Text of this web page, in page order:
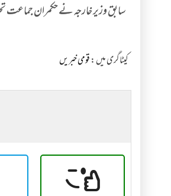
سابق وزیر خارجہ نے حکمران جماعت
کیٹاگری میں :قومی خبریں